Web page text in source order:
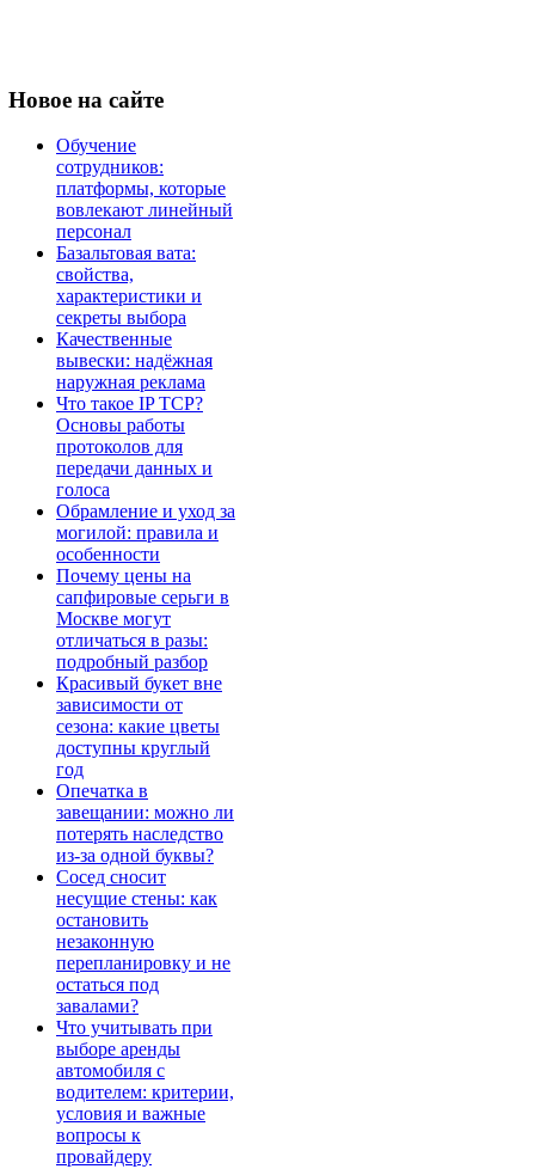
Новое на сайте
Обучение
сотрудников:
платформы, которые
вовлекают линейный
персонал
Базальтовая вата:
свойства,
характеристики и
секреты выбора
Качественные
вывески: надёжная
наружная реклама
Что такое IP TCP?
Основы работы
протоколов для
передачи данных и
голоса
Обрамление и уход за
могилой: правила и
особенности
Почему цены на
сапфировые серьги в
Москве могут
отличаться в разы:
подробный разбор
Красивый букет вне
зависимости от
сезона: какие цветы
доступны круглый
год
Опечатка в
завещании: можно ли
потерять наследство
из-за одной буквы?
Сосед сносит
несущие стены: как
остановить
незаконную
перепланировку и не
остаться под
завалами?
Что учитывать при
выборе аренды
автомобиля с
водителем: критерии,
условия и важные
вопросы к
провайдеру